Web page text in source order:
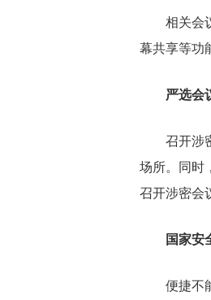
相关会
幕共享等功
严选会
召开涉
场所。同时
召开涉密会
国家安
便捷不